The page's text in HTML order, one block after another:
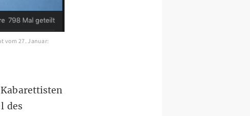
vom 27. Januar:
des